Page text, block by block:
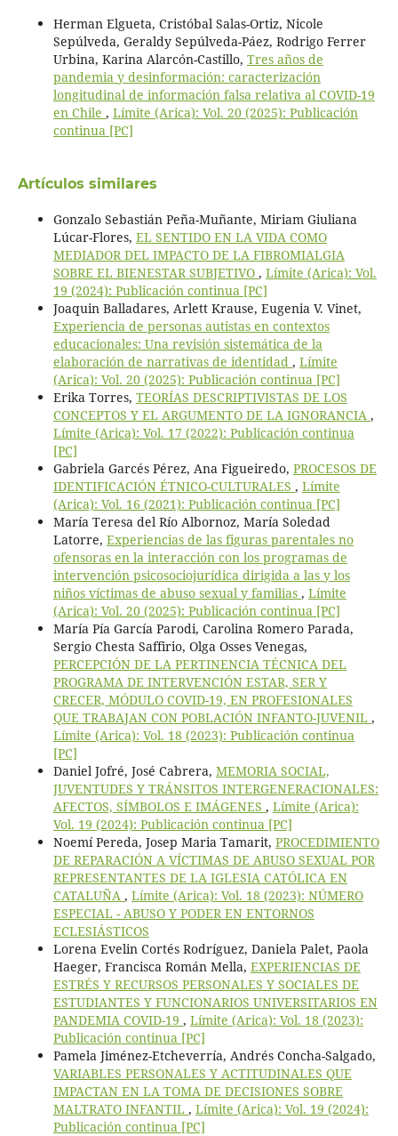
Herman Elgueta, Cristóbal Salas-Ortiz, Nicole
Sepúlveda, Geraldy Sepúlveda-Páez, Rodrigo Ferrer
Urbina, Karina Alarcón-Castillo, Tres años de
pandemia y desinformación: caracterización
longitudinal de información falsa relativa al COVID-19
en Chile , Límite (Arica): Vol. 20 (2025): Publicación
continua [PC]
Artículos similares
Gonzalo Sebastián Peña-Muñante, Miriam Giuliana
Lúcar-Flores, EL SENTIDO EN LA VIDA COMO
MEDIADOR DEL IMPACTO DE LA FIBROMIALGIA
SOBRE EL BIENESTAR SUBJETIVO , Límite (Arica): Vol.
19 (2024): Publicación continua [PC]
Joaquin Balladares, Arlett Krause, Eugenia V. Vinet,
Experiencia de personas autistas en contextos
educacionales: Una revisión sistemática de la
elaboración de narrativas de identidad , Límite
(Arica): Vol. 20 (2025): Publicación continua [PC]
Erika Torres, TEORÍAS DESCRIPTIVISTAS DE LOS
CONCEPTOS Y EL ARGUMENTO DE LA IGNORANCIA ,
Límite (Arica): Vol. 17 (2022): Publicación continua
[PC]
Gabriela Garcés Pérez, Ana Figueiredo, PROCESOS DE
IDENTIFICACIÓN ÉTNICO-CULTURALES , Límite
(Arica): Vol. 16 (2021): Publicación continua [PC]
María Teresa del Río Albornoz, María Soledad
Latorre, Experiencias de las figuras parentales no
ofensoras en la interacción con los programas de
intervención psicosociojurídica dirigida a las y los
niños víctimas de abuso sexual y familias , Límite
(Arica): Vol. 20 (2025): Publicación continua [PC]
María Pía García Parodi, Carolina Romero Parada,
Sergio Chesta Saffirio, Olga Osses Venegas,
PERCEPCIÓN DE LA PERTINENCIA TÉCNICA DEL
PROGRAMA DE INTERVENCIÓN ESTAR, SER Y
CRECER, MÓDULO COVID-19, EN PROFESIONALES
QUE TRABAJAN CON POBLACIÓN INFANTO-JUVENIL ,
Límite (Arica): Vol. 18 (2023): Publicación continua
[PC]
Daniel Jofré, José Cabrera, MEMORIA SOCIAL,
JUVENTUDES Y TRÁNSITOS INTERGENERACIONALES:
AFECTOS, SÍMBOLOS E IMÁGENES , Límite (Arica):
Vol. 19 (2024): Publicación continua [PC]
Noemí Pereda, Josep Maria Tamarit, PROCEDIMIENTO
DE REPARACIÓN A VÍCTIMAS DE ABUSO SEXUAL POR
REPRESENTANTES DE LA IGLESIA CATÓLICA EN
CATALUÑA , Límite (Arica): Vol. 18 (2023): NÚMERO
ESPECIAL - ABUSO Y PODER EN ENTORNOS
ECLESIÁSTICOS
Lorena Evelin Cortés Rodríguez, Daniela Palet, Paola
Haeger, Francisca Román Mella, EXPERIENCIAS DE
ESTRÉS Y RECURSOS PERSONALES Y SOCIALES DE
ESTUDIANTES Y FUNCIONARIOS UNIVERSITARIOS EN
PANDEMIA COVID-19 , Límite (Arica): Vol. 18 (2023):
Publicación continua [PC]
Pamela Jiménez-Etcheverría, Andrés Concha-Salgado,
VARIABLES PERSONALES Y ACTITUDINALES QUE
IMPACTAN EN LA TOMA DE DECISIONES SOBRE
MALTRATO INFANTIL , Límite (Arica): Vol. 19 (2024):
Publicación continua [PC]